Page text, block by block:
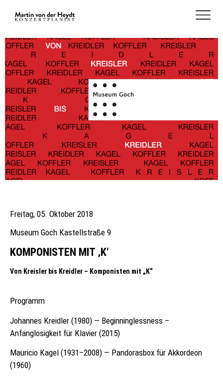
Freitag, 05. Oktober 2018
Museum Goch Kastellstraße 9
KOMPONISTEN MIT ‚K‘
Von Kreisler bis Kreidler – Komponisten mit „K“
Programm
Johannes Kreidler (1980) — Beginninglessness –
Anfanglosigkeit für Klavier (2015)
Mauricio Kagel (1931–2008) — Pandorasbox für Akkordeon
(1960)